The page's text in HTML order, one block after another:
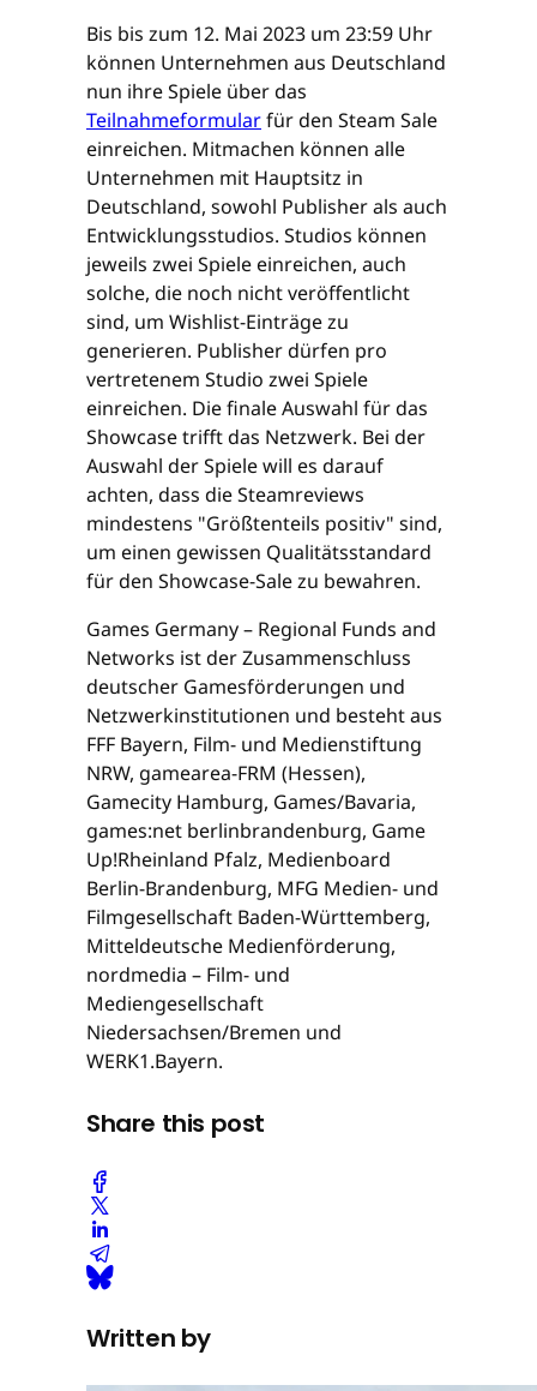
Bis bis zum 12. Mai 2023 um 23:59 Uhr
können Unternehmen aus Deutschland
nun ihre Spiele über das
Teilnahmeformularfür den Steam Sale
einreichen. Mitmachen können alle
Unternehmen mit Hauptsitz in
Deutschland, sowohl Publisher als auch
Entwicklungsstudios. Studios können
jeweils zwei Spiele einreichen, auch
solche, die noch nicht veröffentlicht
sind, um Wishlist-Einträge zu
generieren. Publisher dürfen pro
vertretenem Studio zwei Spiele
einreichen. Die finale Auswahl für das
Showcase trifft das Netzwerk. Bei der
Auswahl der Spiele will es darauf
achten, dass die Steamreviews
mindestens "Größtenteils positiv" sind,
um einen gewissen Qualitätsstandard
für den Showcase-Sale zu bewahren.
Games Germany – Regional Funds and
Networks ist der Zusammenschluss
deutscher Gamesförderungen und
Netzwerkinstitutionen und besteht aus
FFF Bayern, Film- und Medienstiftung
NRW, gamearea-FRM (Hessen),
Gamecity Hamburg, Games/Bavaria,
games:net berlinbrandenburg, Game
Up!Rheinland Pfalz, Medienboard
Berlin-Brandenburg, MFG Medien- und
Filmgesellschaft Baden-Württemberg,
Mitteldeutsche Medienförderung,
nordmedia – Film- und
Mediengesellschaft
Niedersachsen/Bremen und
WERK1.Bayern.
Share this post
Written by